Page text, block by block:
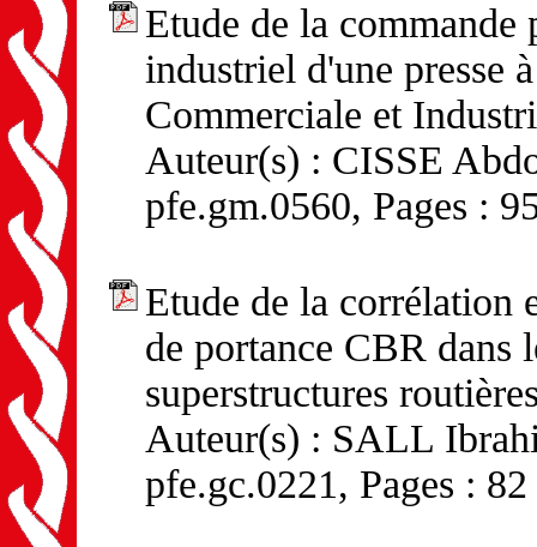
Etude de la commande
industriel d'une presse
Commerciale et
Auteur(s) : CISSE
pfe.gm.0560, Pages :
Etude de la corrélation
de portance CBR dans
superstructures
Auteur(s) : SALL
pfe.gc.0221, Pages : 82